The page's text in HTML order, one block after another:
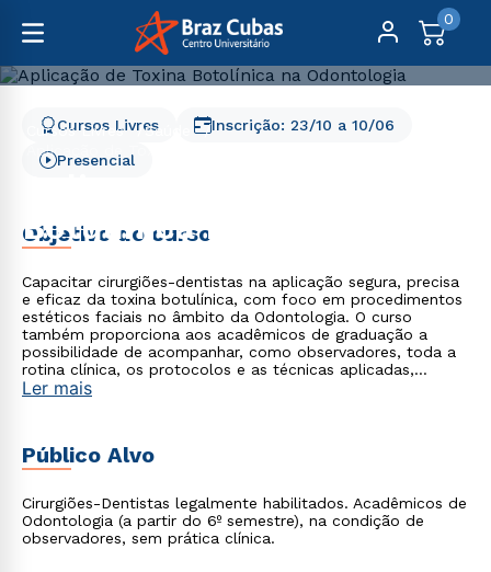
0
Cursos Livres
Saúde
Aplicação de Toxina Botulínica na Odontologia
Botulínica na Odontologia
Cursos Livres
Presencial
Inscrição: 23/10 a 10/06
Objetivo do curso
Capacitar cirurgiões-dentistas na aplicação segura, precisa
e eficaz da toxina botulínica, com foco em procedimentos
estéticos faciais no âmbito da Odontologia. O curso
também proporciona aos acadêmicos de graduação a
possibilidade de acompanhar, como observadores, toda a
rotina clínica, os protocolos e as técnicas aplicadas,
enriquecendo sua formação e visão profissional.
Ler mais
Público Alvo
Cirurgiões-Dentistas legalmente habilitados. Acadêmicos de
Odontologia (a partir do 6º semestre), na condição de
observadores, sem prática clínica.